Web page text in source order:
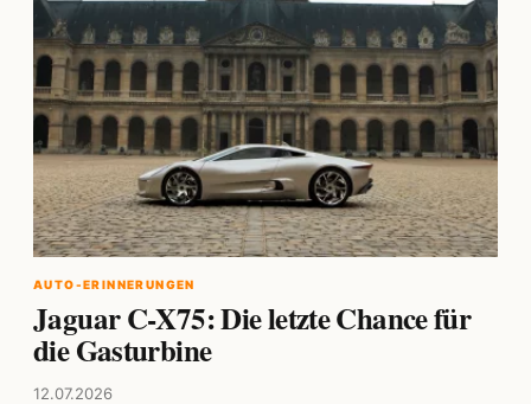
AUTO-ERINNERUNGEN
Jaguar C-X75: Die letzte Chance für
die Gasturbine
12.07.2026